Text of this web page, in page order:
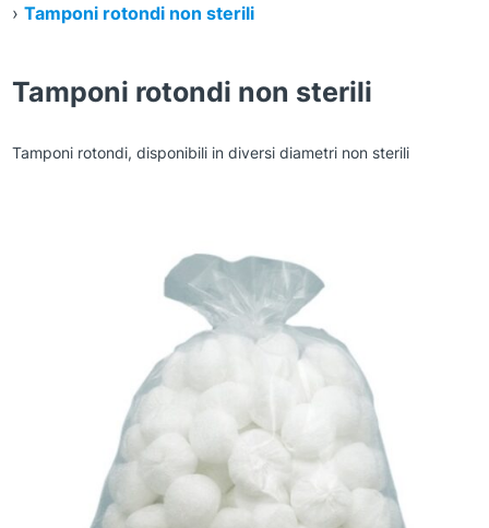
› Tamponi rotondi non sterili
Tamponi rotondi non sterili
Tamponi rotondi, disponibili in diversi diametri non sterili